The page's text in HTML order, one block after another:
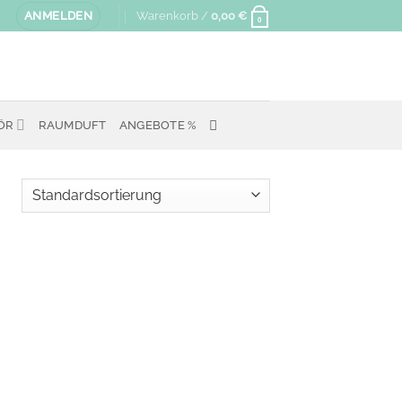
ANMELDEN Warenkorb / 0,00 € 0
RAUMDUFT ANGEBOTE %